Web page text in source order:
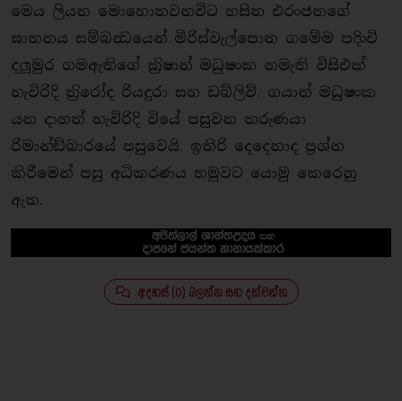
මෙය ලියන මොහොතවනවිට හසිත එරංජනගේ
ඝාතනය සම්බන්‍ධයෙන් මිරිස්වැල්පොත ගමේම පදිංචි
දලූමුර ගමඇතිගේ ක‍්‍රිෂාන් මධුෂංක නමැති විසිඑක්
හැවිරිදි ත‍්‍රිරෝද රියදුරා සහ ඩබ්ලිව්. ගයාන් මධුෂංක
යන දාහත් හැවිරිදි වියේ පසුවන තරුණයා
රිමාන්ඞ්බාරයේ පසුවෙයි. ඉතිරි දෙදෙනාද ප‍්‍රශ්න
කිරීමෙන් පසු අධිකරණය හමුවට යොමු කෙරෙනු
ඇත.
අදහස් (0) බලන්න සහ දක්වන්න